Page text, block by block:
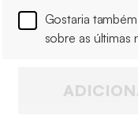
Gostaria
sobre as últimas